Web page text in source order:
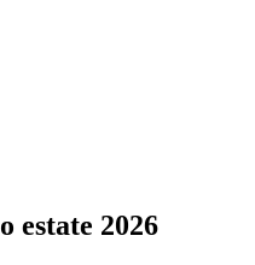
estate 2026